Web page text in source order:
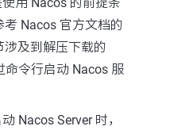
Nacos 官方文档的
及到解压下载的
命令行启动 Nacos 服
Nacos Server 时，